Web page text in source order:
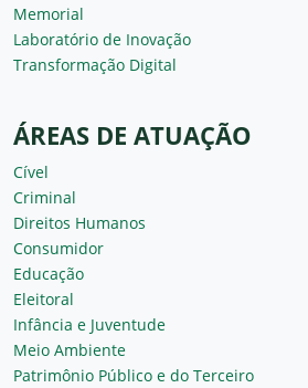
Memorial
Laboratório de Inovação
Transformação Digital
ÁREAS DE ATUAÇÃO
Cível
Criminal
Direitos Humanos
Consumidor
Educação
Eleitoral
Infância e Juventude
Meio Ambiente
Patrimônio Público e do Terceiro